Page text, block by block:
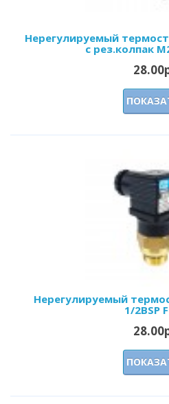
Нерегулируемый
c рез.колпак
Нерегулируемый
1/2BSP